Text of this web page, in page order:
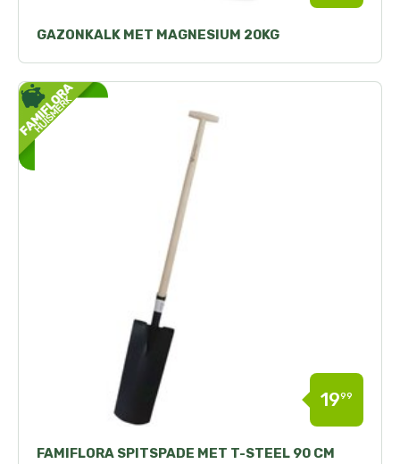
GAZONKALK MET MAGNESIUM 20KG
FAMIFLORA SPITSPADE MET T-STEEL 90 CM
1999